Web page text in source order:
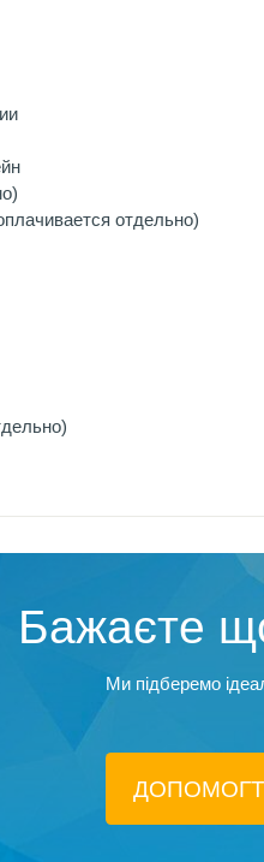
отдельно)
Бажаєте
Ми підберемо